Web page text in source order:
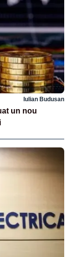
Iulian Budusan
un nou